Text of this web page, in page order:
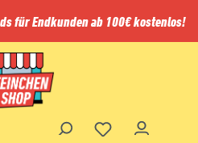
für Endkunden ab 100€ kostenlos!